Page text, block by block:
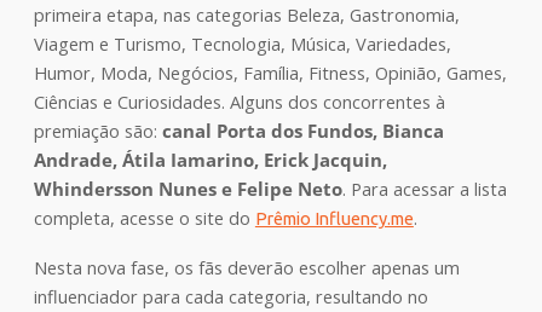
primeira etapa, nas categorias Beleza, Gastronomia,
Viagem e Turismo, Tecnologia, Música, Variedades,
Humor, Moda, Negócios, Família, Fitness, Opinião, Games,
Ciências e Curiosidades. Alguns dos concorrentes à
premiação são: canal Porta dos Fundos, Bianca
Andrade, Átila Iamarino, Erick Jacquin,
Whindersson Nunes e Felipe Neto. Para acessar a lista
completa, acesse o site do Prêmio Influency.me.
Nesta nova fase, os fãs deverão escolher apenas um
influenciador para cada categoria, resultando no